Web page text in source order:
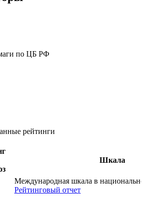
по ЦБ РФ
рейтинги
Шкала
Международная шкала в
Рейтинговый отчет